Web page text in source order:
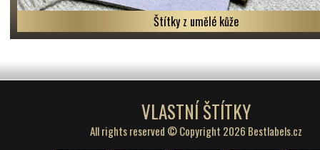
Štítky z umělé kůže
VLASTNÍ ŠTÍTKY
All rights reserved © Copyright 2026 Bestlabels.cz